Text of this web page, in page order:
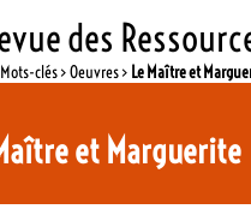
des
clés > Oeuvres > Le Maître et
et Marguerite